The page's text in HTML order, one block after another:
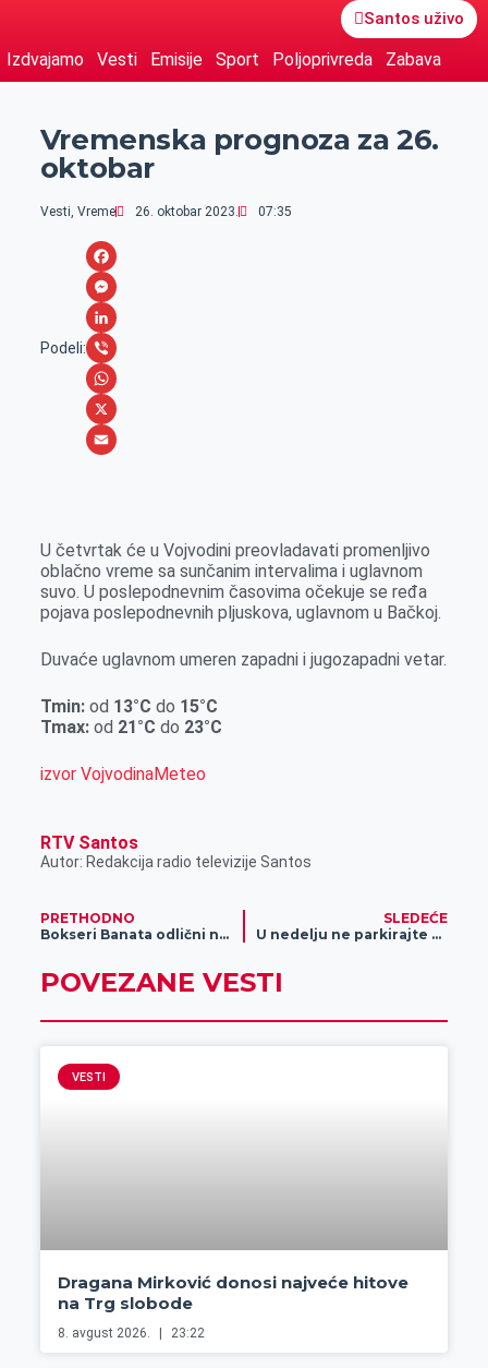
Santos uživo
Izdvajamo Vesti Emisije Sport Poljoprivreda Zabava
Vremenska prognoza za 26.
oktobar
Vesti, Vreme 26. oktobar 2023. 07:35
Podeli:
F
a
c
e
b
o
M
e
s
s
e
r
L
i
n
k
n
V
i
b
W
h
A
p
p
X
i
l
U četvrtak će u Vojvodini preovladavati promenljivo
oblačno vreme sa sunčanim intervalima i uglavnom
suvo. U poslepodnevnim časovima očekuje se ređa
pojava poslepodnevnih pljuskova, uglavnom u Bačkoj.
Duvaće uglavnom umeren zapadni i jugozapadni vetar.
Tmin:od 13°C do 15°C
Tmax: od 21°C do 23°C
izvor VojvodinaMeteo
RTV Santos
Autor: Redakcija radio televizije Santos
PRETHODNO
Bokseri Banata odlični na takmičenjima
SLEDEĆE
U nedelju ne parkirajte vozila u ovim ulicama
POVEZANE VESTI
VESTI
Dragana Mirković donosi najveće hitove
na Trg slobode
8. avgust 2026. 23:22